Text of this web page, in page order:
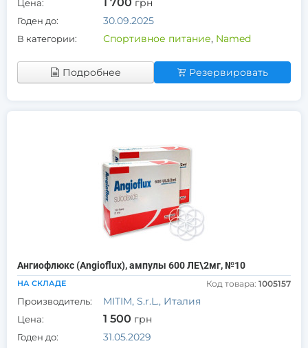
Цена: грн
Годен до: 30.09.2025
В категории: Спортивное питание, Named
Подробнее Резервировать
Ангиофлюкс (Angioflux), ампулы 600 ЛЕ\2мг, №10
НА СКЛАДЕ Код товара: 1005157
Производитель: MITIM, S.r.L., Италия
Цена: 1 500 грн
Годен до: 31.05.2029